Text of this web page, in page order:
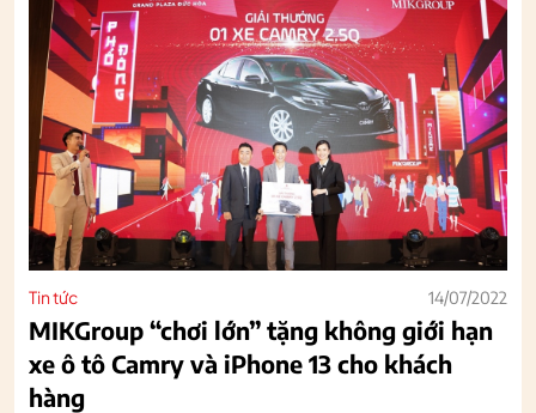
Tin tức 14/07/2022
MIKGroup “chơi lớn” tặng không giới hạn
xe ô tô Camry và iPhone 13 cho khách
hàng